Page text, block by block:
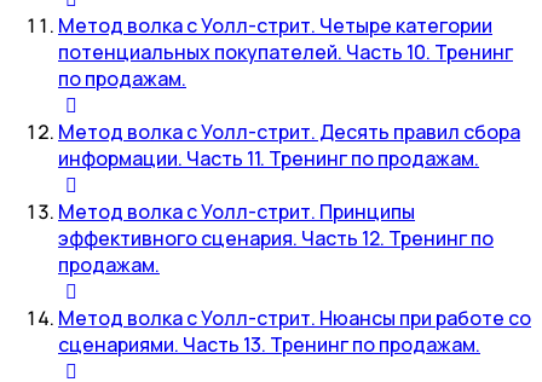
Метод волка с Уолл-стрит. Четыре категории
потенциальных покупателей. Часть 10. Тренинг
по продажам.
Метод волка с Уолл-стрит. Десять правил сбора
информации. Часть 11. Тренинг по продажам.
Метод волка с Уолл-стрит. Принципы
эффективного сценария. Часть 12. Тренинг по
продажам.
Метод волка с Уолл-стрит. Нюансы при работе со
сценариями. Часть 13. Тренинг по продажам.